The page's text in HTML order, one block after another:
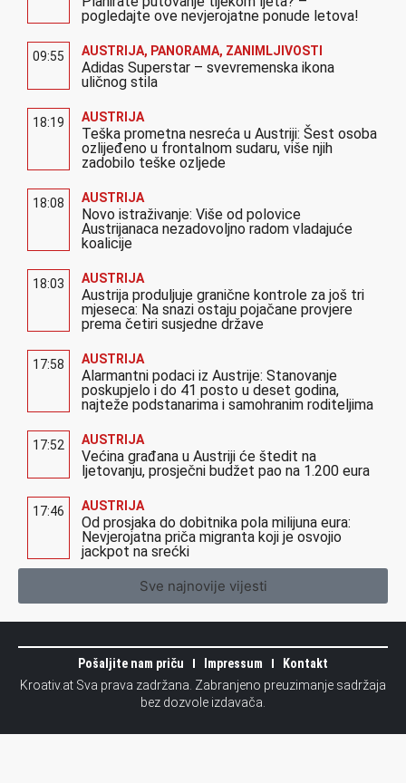
pogledajte ove nevjerojatne ponude letova!
09:55 AUSTRIJA, PANORAMA, ZANIMLJIVOSTI
Adidas Superstar – svevremenska ikona
uličnog stila
18:19 AUSTRIJA
Teška prometna nesreća u Austriji: Šest osoba
ozlijeđeno u frontalnom sudaru, više njih
zadobilo teške ozljede
18:08 AUSTRIJA
Novo istraživanje: Više od polovice
Austrijanaca nezadovoljno radom vladajuće
koalicije
18:03 AUSTRIJA
Austrija produljuje granične kontrole za još tri
mjeseca: Na snazi ostaju pojačane provjere
prema četiri susjedne države
17:58 AUSTRIJA
Alarmantni podaci iz Austrije: Stanovanje
poskupjelo i do 41 posto u deset godina,
najteže podstanarima i samohranim roditeljima
17:52 AUSTRIJA
Većina građana u Austriji će štedit na
ljetovanju, prosječni budžet pao na 1.200 eura
17:46 AUSTRIJA
Od prosjaka do dobitnika pola milijuna eura:
Nevjerojatna priča migranta koji je osvojio
jackpot na srećki
Sve najnovije vijesti
Pošaljite nam priču Impressum
Kontakt
Kroativ.at Sva prava zadržana. Zabranjeno preuzimanje sadržaja
bez dozvole izdavača.